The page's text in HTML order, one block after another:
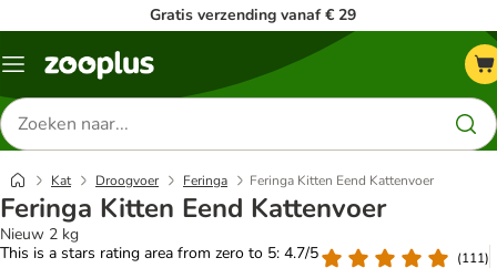
Gratis verzending vanaf € 29
Menu
Zoeken
naar
producten
Kat Droogvoer Feringa Feringa Kitten Eend Kattenvoer
Feringa Kitten Eend Kattenvoer
Nieuw 2 kg
This is a stars rating area from zero to 5: 4.7/5
(111)